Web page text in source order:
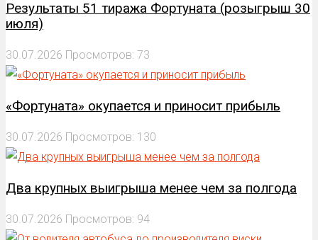
Результаты 51 тиража Фортуната (розыгрыш 30
июля)
30.07.2026 Просмотров: 73
«Фортуната» окупается и приносит прибыль
30.07.2026 Просмотров: 130
Два крупных выигрыша менее чем за полгода
30.07.2026 Просмотров: 94